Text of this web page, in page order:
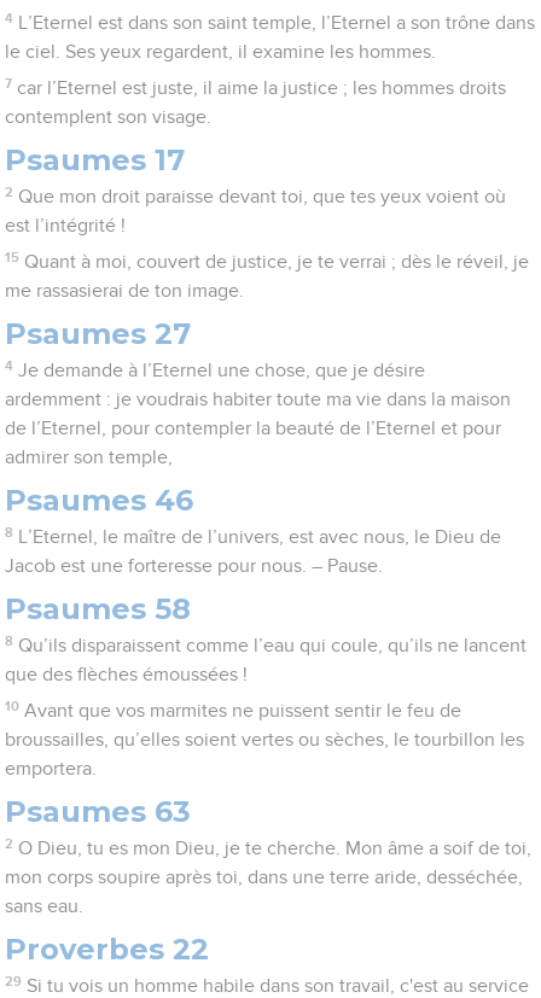
4
L’Eternel est dans son saint temple, l’Eternel a son trône dans
le ciel. Ses yeux regardent, il examine les hommes.
7 car l’Eternel est juste, il aime la justice ; les hommes droits
contemplent son visage.
Psaumes 17
2 Que mon droit paraisse devant toi, que tes yeux voient où
est l’intégrité !
15 Quant à moi, couvert de justice, je te verrai ; dès le réveil, je
me rassasierai de ton image.
Psaumes 27
4 Je demande à l’Eternel une chose, que je désire
ardemment : je voudrais habiter toute ma vie dans la maison
de l’Eternel, pour contempler la beauté de l’Eternel et pour
admirer son temple,
Psaumes 46
8
L’Eternel, le maître de l’univers, est avec nous, le Dieu de
Jacob est une forteresse pour nous. – Pause.
Psaumes 58
8 Qu’ils disparaissent comme l’eau qui coule, qu’ils ne lancent
que des flèches émoussées !
10 Avant que vos marmites ne puissent sentir le feu de
broussailles, qu’elles soient vertes ou sèches, le tourbillon les
emportera.
Psaumes 63
2 O Dieu, tu es mon Dieu, je te cherche. Mon âme a soif de toi,
mon corps soupire après toi, dans une terre aride, desséchée,
sans eau.
Proverbes 22
29 Si tu vois un homme habile dans son travail, c'est au service